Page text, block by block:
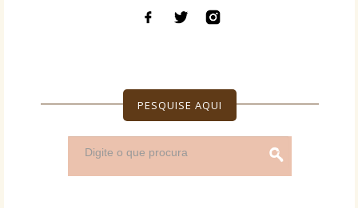
PESQUISE AQUI